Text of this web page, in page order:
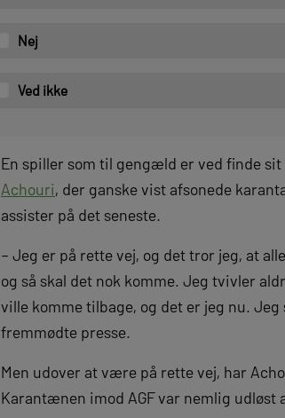
Nej
Ved ikke
En spiller som til gengæld er ved finde
Achouri, der ganske vist afsonede
assister på det seneste.
– Jeg er på rette vej, og det tror jeg, at
og så skal det nok komme. Jeg tvivler
ville komme tilbage, og det er jeg nu.
fremmødte presse.
Men udover at være på rette vej, har
Karantænen imod AGF var nemlig